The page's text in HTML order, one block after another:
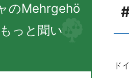
ド
のMehrgehö
っと聞い